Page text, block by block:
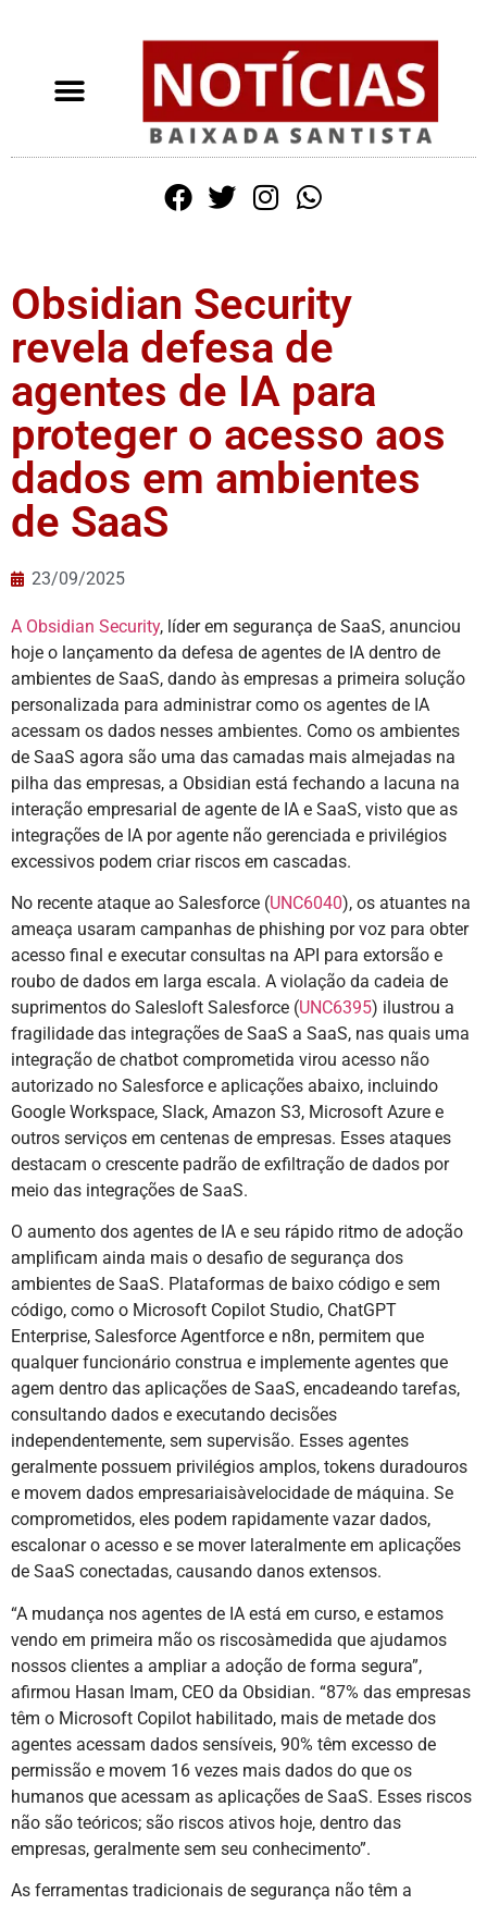
Obsidian Security
revela defesa de
agentes de IA para
proteger o acesso aos
dados em ambientes
de SaaS
23/09/2025
A Obsidian Security, líder em segurança de SaaS, anunciou
hoje o lançamento da defesa de agentes de IA dentro de
ambientes de SaaS, dando às empresas a primeira solução
personalizada para administrar como os agentes de IA
acessam os dados nesses ambientes. Como os ambientes
de SaaS agora são uma das camadas mais almejadas na
pilha das empresas, a Obsidian está fechando a lacuna na
interação empresarial de agente de IA e SaaS, visto que as
integrações de IA por agente não gerenciada e privilégios
excessivos podem criar riscos em cascadas.
No recente ataque ao Salesforce (UNC6040), os atuantes na
ameaça usaram campanhas de phishing por voz para obter
acesso final e executar consultas na API para extorsão e
roubo de dados em larga escala. A violação da cadeia de
suprimentos do Salesloft Salesforce (UNC6395) ilustrou a
fragilidade das integrações de SaaS a SaaS, nas quais uma
integração de chatbot comprometida virou acesso não
autorizado no Salesforce e aplicações abaixo, incluindo
Google Workspace, Slack, Amazon S3, Microsoft Azure e
outros serviços em centenas de empresas. Esses ataques
destacam o crescente padrão de exfiltração de dados por
meio das integrações de SaaS.
O aumento dos agentes de IA e seu rápido ritmo de adoção
amplificam ainda mais o desafio de segurança dos
ambientes de SaaS. Plataformas de baixo código e sem
código, como o Microsoft Copilot Studio, ChatGPT
Enterprise, Salesforce Agentforce e n8n, permitem que
qualquer funcionário construa e implemente agentes que
agem dentro das aplicações de SaaS, encadeando tarefas,
consultando dados e executando decisões
independentemente, sem supervisão. Esses agentes
geralmente possuem privilégios amplos, tokens duradouros
e movem dados empresariaisàvelocidade de máquina. Se
comprometidos, eles podem rapidamente vazar dados,
escalonar o acesso e se mover lateralmente em aplicações
de SaaS conectadas, causando danos extensos.
“A mudança nos agentes de IA está em curso, e estamos
vendo em primeira mão os riscosàmedida que ajudamos
nossos clientes a ampliar a adoção de forma segura”,
afirmou Hasan Imam, CEO da Obsidian. “87% das empresas
têm o Microsoft Copilot habilitado, mais de metade dos
agentes acessam dados sensíveis, 90% têm excesso de
permissão e movem 16 vezes mais dados do que os
humanos que acessam as aplicações de SaaS. Esses riscos
não são teóricos; são riscos ativos hoje, dentro das
empresas, geralmente sem seu conhecimento”.
As ferramentas tradicionais de segurança não têm a